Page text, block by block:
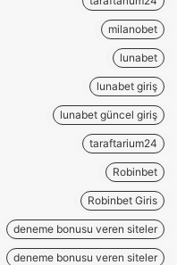
milanobet
lunabet
lunabet giriş
lunabet güncel giriş
taraftarium24
Robinbet
Robinbet Giris
deneme bonusu veren siteler
deneme bonusu veren siteler